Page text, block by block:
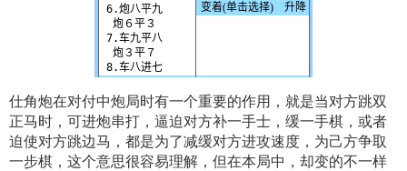
仕角炮在对付中炮局时有一个重要的作用，就是当对方跳双
正马时，可进炮串打，逼迫对方补一手士，缓一手棋，或者
迫使对方跳边马，都是为了减缓对方进攻速度，为己方争取
一步棋，这个意思很容易理解，但在本局中，却变的不一样